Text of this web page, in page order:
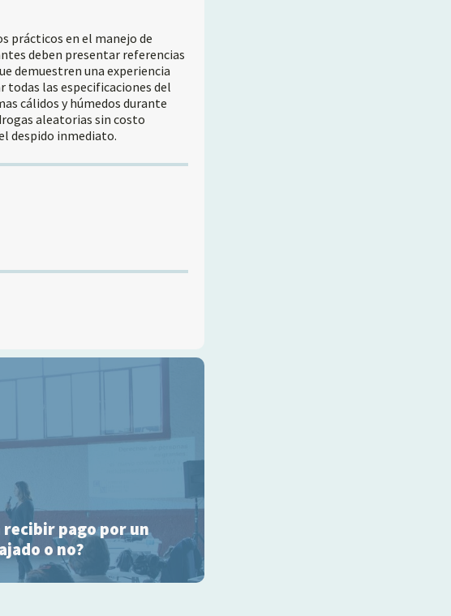
prácticos en el manejo de
deben presentar referencias
demuestren una experiencia
todas las especificaciones del
cálidos y húmedos durante
aleatorias sin costo
despido inmediato.
recibir pago por un
o no?